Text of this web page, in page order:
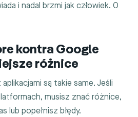
i nadal brzmi jak człowiek. O
kontra Google
różnice
są takie same. Jeśli
musisz znać różnice,
lub popełnisz błędy.